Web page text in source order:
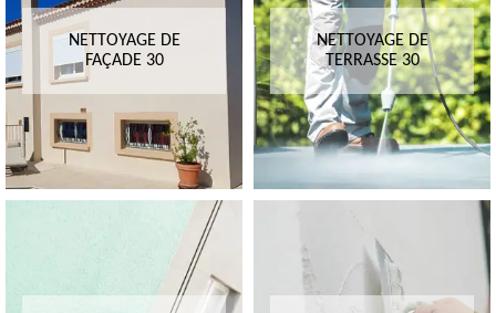
NETTOYAGE DE
FAÇADE 30
NETTOYAGE DE
TERRASSE 30